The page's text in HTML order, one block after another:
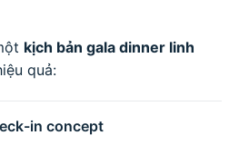
kịch bản gala dinner linh
quả:
in concept